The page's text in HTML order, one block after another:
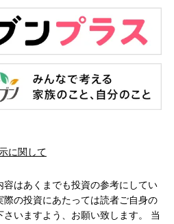
に関して
はあくまでも投資の参考にしてい
の投資にあたっては読者ご自身の
いますよう、お願い致します。 当